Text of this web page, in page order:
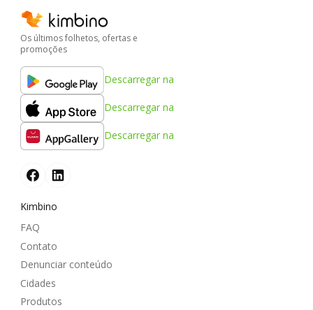
Os últimos folhetos, ofertas e
promoções
Descarregar na
Descarregar na
Descarregar na
Kimbino
FAQ
Contato
Denunciar conteúdo
Cidades
Produtos